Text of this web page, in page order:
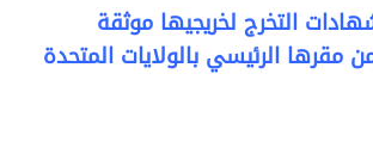
التخرج لخريجيها موثقة
مقرها الرئيسي بالولايات المتحدة